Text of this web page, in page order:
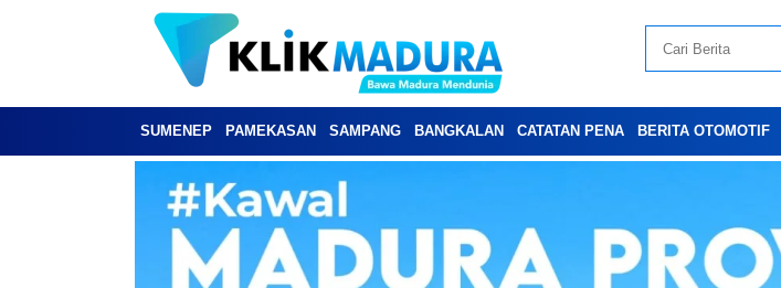
SUMENEP PAMEKASAN SAMPANG BANGKALAN CATATAN PENA BERITA OTOMOTIF